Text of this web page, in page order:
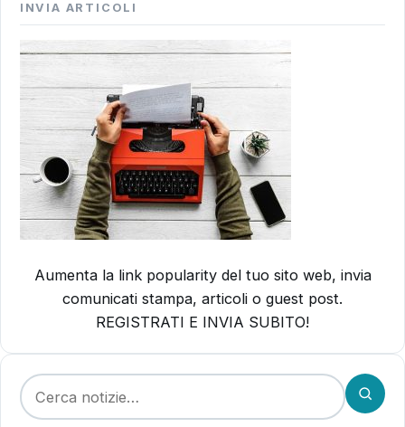
INVIA ARTICOLI
Aumenta la link popularity del tuo sito web, invia
comunicati stampa, articoli o guest post.
REGISTRATI E INVIA SUBITO!
Cerca: